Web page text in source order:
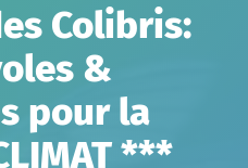
Colibris:
&
pour la
***